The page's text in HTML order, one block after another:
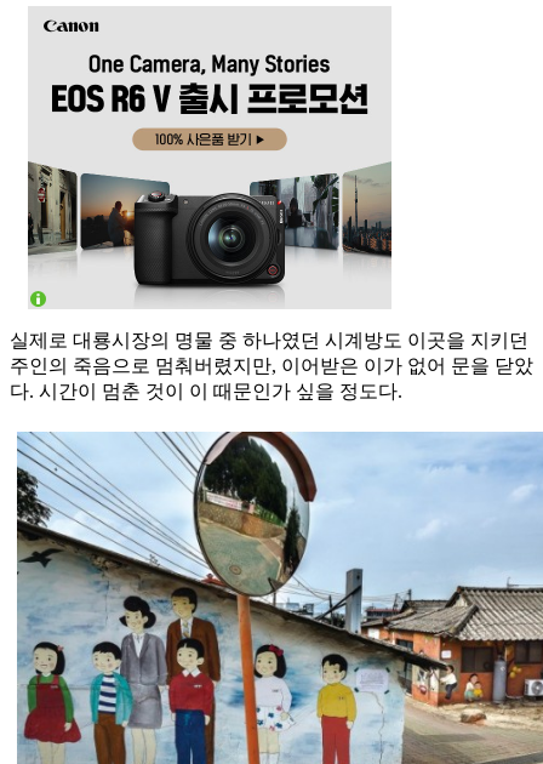
실제로 대룡시장의 명물 중 하나였던 시계방도 이곳을 지키던
주인의 죽음으로 멈춰버렸지만, 이어받은 이가 없어 문을 닫았
다. 시간이 멈춘 것이 이 때문인가 싶을 정도다.